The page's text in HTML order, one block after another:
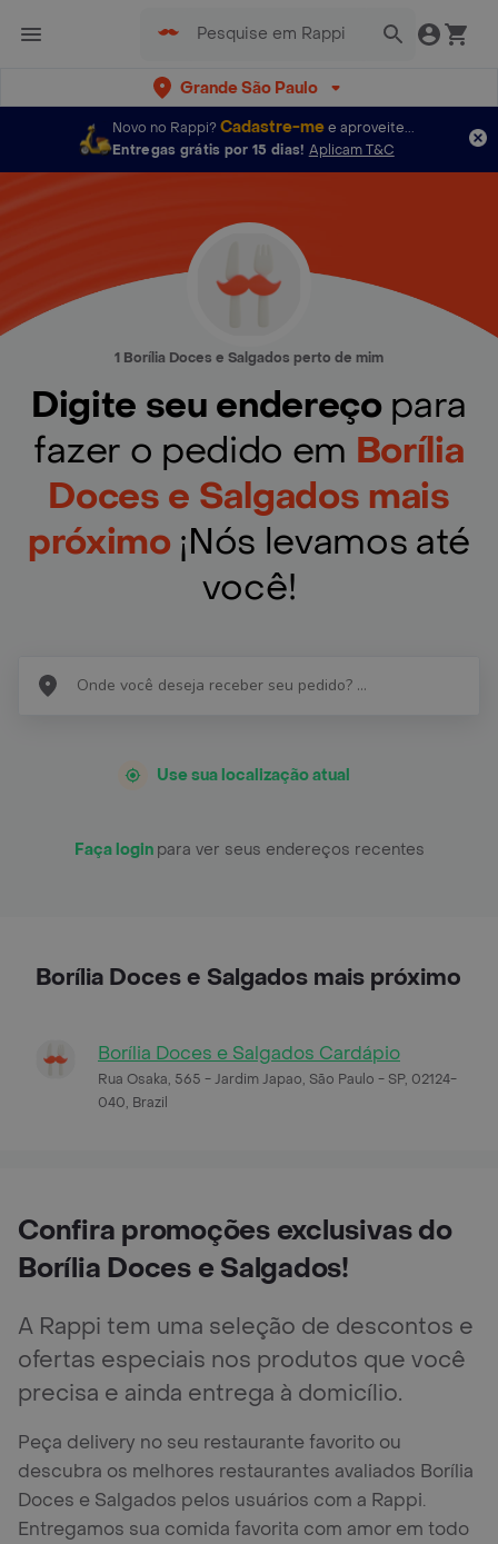
Grande São Paulo
Novo no Rappi? Cadastre-mee aproveite...
Entregas grátis por 15 dias! Aplicam T&C
1 Borília Doces e Salgados perto de mim
Digite seu endereço para
fazer o pedido em Borília
Doces e Salgados mais
próximo ¡Nós levamos até
você!
Use sua localização atual
Faça login para ver seus endereços recentes
Borília Doces e Salgados mais próximo
Borília Doces e Salgados Cardápio
Rua Osaka, 565 - Jardim Japao, São Paulo - SP, 02124-
040, Brazil
Confira promoções exclusivas do
Borília Doces e Salgados!
A Rappi tem uma seleção de descontos e
ofertas especiais nos produtos que você
precisa e ainda entrega à domicílio.
Peça delivery no seu restaurante favorito ou
descubra os melhores restaurantes avaliados Borília
Doces e Salgados pelos usuários com a Rappi.
Entregamos sua comida favorita com amor em todo